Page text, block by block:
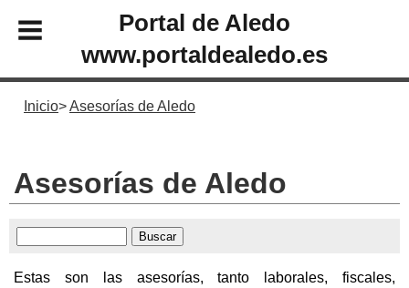
Portal de Aledo
www.portaldealedo.es
Inicio Asesorías de Aledo
Asesorías de Aledo
Estas son las asesorías, tanto laborales, fiscales,